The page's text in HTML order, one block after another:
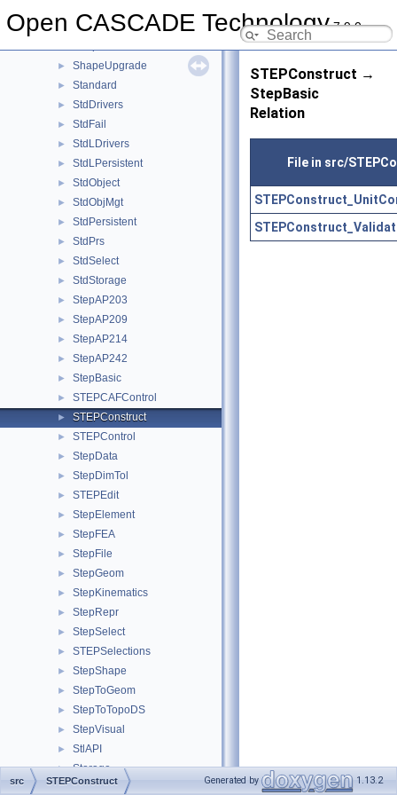
Open CASCADE Technology7.9.0
ShapeProcess
► ShapeUpgrade
► Standard
► StdDrivers
► StdFail
► StdLDrivers
► StdLPersistent
► StdObject
► StdObjMgt
► StdPersistent
► StdPrs
► StdSelect
► StdStorage
► StepAP203
► StepAP209
► StepAP214
► StepAP242
► StepBasic
► STEPCAFControl
► STEPConstruct
► STEPControl
► StepData
► StepDimTol
► STEPEdit
► StepElement
► StepFEA
► StepFile
► StepGeom
► StepKinematics
► StepRepr
► StepSelect
► STEPSelections
► StepShape
► StepToGeom
► StepToTopoDS
► StepVisual
► StlAPI
► Storage
► SWDRAW
STEPConstruct →
StepBasic
Relation
File in src/
src STEPConstruct Generated by 1.13.2